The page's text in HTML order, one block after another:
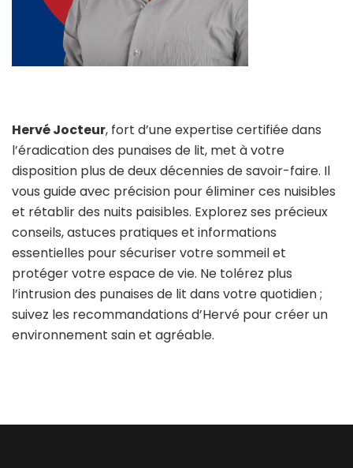
Hervé Jocteur, fort d’une expertise certifiée dans
l’éradication des punaises de lit, met à votre
disposition plus de deux décennies de savoir-faire. Il
vous guide avec précision pour éliminer ces nuisibles
et rétablir des nuits paisibles. Explorez ses précieux
conseils, astuces pratiques et informations
essentielles pour sécuriser votre sommeil et
protéger votre espace de vie. Ne tolérez plus
l’intrusion des punaises de lit dans votre quotidien ;
suivez les recommandations d’Hervé pour créer un
environnement sain et agréable.